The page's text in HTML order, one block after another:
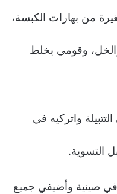
من بهارات الكبسة،
والخل، وقومي بخلط
واتركيه في
التسوية.
صينية وأضيفي جميع